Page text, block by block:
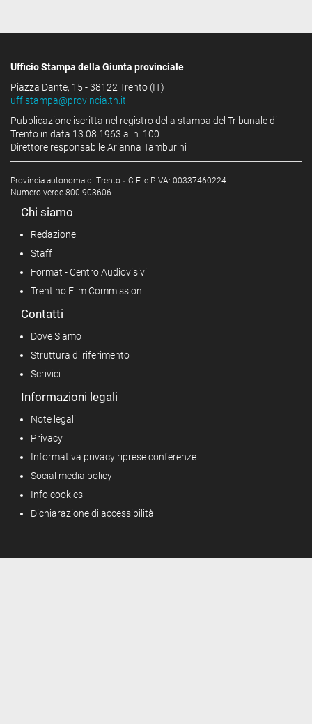
Ufficio Stampa della Giunta provinciale
Piazza Dante, 15 - 38122 Trento (IT)
uff.stampa@provincia.tn.it
Pubblicazione iscritta nel registro della stampa del Tribunale di
Trento in data 13.08.1963 al n. 100
Direttore responsabile Arianna Tamburini
Provincia autonoma di Trento - C.F. e P.IVA: 00337460224
Numero verde 800 903606
Chi siamo
Redazione
Staff
Format - Centro Audiovisivi
Trentino Film Commission
Contatti
Dove Siamo
Struttura di riferimento
Scrivici
Informazioni legali
Note legali
Privacy
Informativa privacy riprese conferenze
Social media policy
Info cookies
Dichiarazione di accessibilità